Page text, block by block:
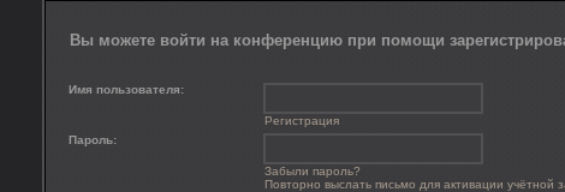
Вы можете войти на конференцию при помощи
Имя пользователя:
Регистрация
Пароль:
Забыли пароль?
Повторно выслать письмо для активации учётной